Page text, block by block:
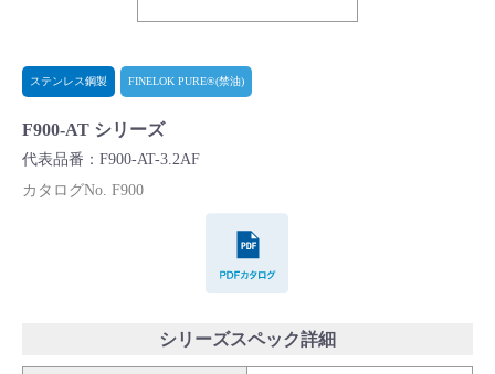
よくあるご質問(FAQ)・用語集
Cv値・流量計算ツール
バルブと継手のきほん
説明会・講習会
ステンレス鋼製 FINELOK PURE®(禁油)
F900-AT シリーズ
代表品番：F900-AT-3.2AF
カタログNo. F900
シリーズスペック詳細